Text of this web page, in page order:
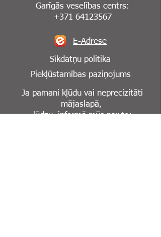
Garīgās veselības centrs:
+371 64123567
E-Adrese
Sīkdatņu politika
Piekļūstamības paziņojums
Ja pamani kļūdu vai neprecizitāti
mājaslapā,
lūdzu, informē mūs par to: